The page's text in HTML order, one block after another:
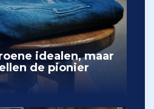
idealen, maar
de pionier